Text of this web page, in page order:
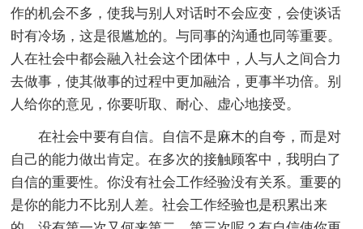
作的机会不多，使我与别人对话时不会应变，会使谈话
时有冷场，这是很尴尬的。与同事的沟通也同等重要。
人在社会中都会融入社会这个团体中，人与人之间合力
去做事，使其做事的过程中更加融洽，更事半功倍。别
人给你的意见，你要听取、耐心、虚心地接受。
在社会中要有自信。自信不是麻木的自夸，而是对
自己的能力做出肯定。在多次的接触顾客中，我明白了
自信的重要性。你没有社会工作经验没有关系。重要的
是你的能力不比别人差。社会工作经验也是积累出来